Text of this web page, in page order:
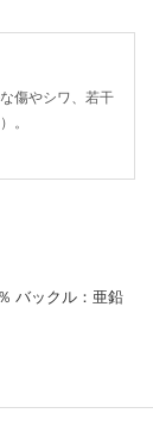
傷やシワ、若干
。
バックル：亜鉛